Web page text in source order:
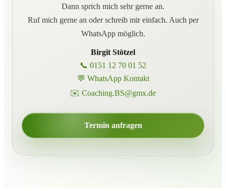
Dann sprich mich sehr gerne an.
Ruf mich gerne an oder schreib mir einfach. Auch per
WhatsApp möglich.
Birgit Stötzel
📞 0151 12 70 01 52
💬 WhatsApp Kontakt
✉️ Coaching.BS@gmx.de
Termin anfragen